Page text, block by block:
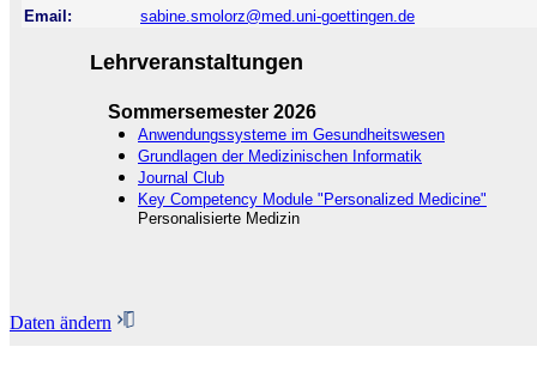
Email: sabine.smolorz@med.uni-goettingen.de
Lehrveranstaltungen
Sommersemester 2026
Anwendungssysteme im Gesundheitswesen
Grundlagen der Medizinischen Informatik
Journal Club
Key Competency Module "Personalized Medicine"
Personalisierte Medizin
Daten ändern